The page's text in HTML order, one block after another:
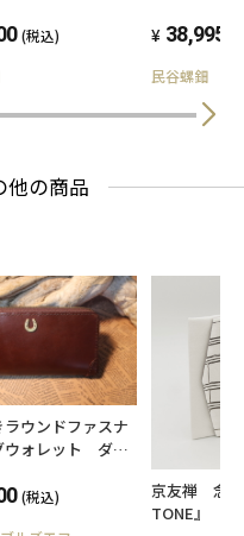
(税込)
38,995
民谷螺鈿
他の商品
ラウンドファスナ
ウォレット ダー
(税込)
京友禅 念珠
TONE』